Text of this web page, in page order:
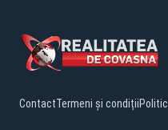
ContactTermeni și condiții